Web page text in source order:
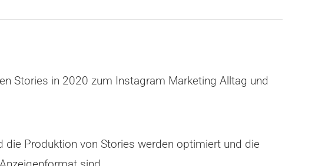
Stories in 2020 zum Instagram Marketing Alltag und
Produktion von Stories werden optimiert und die